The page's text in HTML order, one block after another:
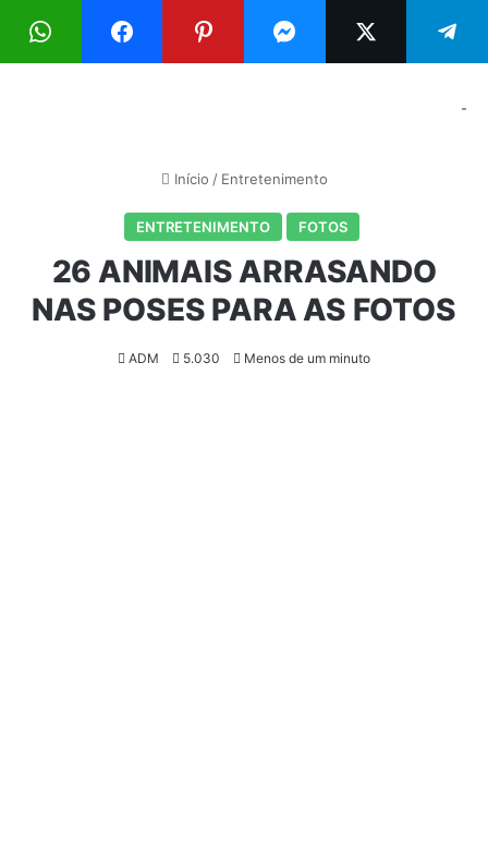
Menu
-
Início / Entretenimento
ENTRETENIMENTO FOTOS
26 ANIMAIS ARRASANDO
NAS POSES PARA AS FOTOS
ADM 5.030 Menos de um minuto